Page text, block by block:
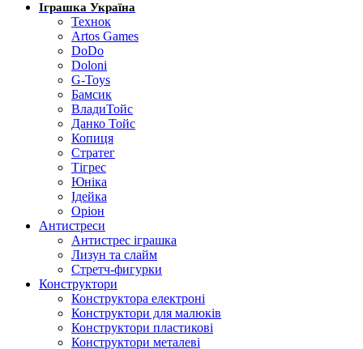
Іграшка Україна
Технок
Artos Games
DoDo
Doloni
G-Toys
Бамсик
ВладиТойс
Данко Тойс
Копиця
Стратег
Тігрес
Юніка
Ідейка
Оріон
Антистреси
Антистрес іграшка
Лизун та слайм
Стретч-фигурки
Конструктори
Конструктора електроні
Конструктори для малюків
Конструктори пластикові
Конструктори металеві